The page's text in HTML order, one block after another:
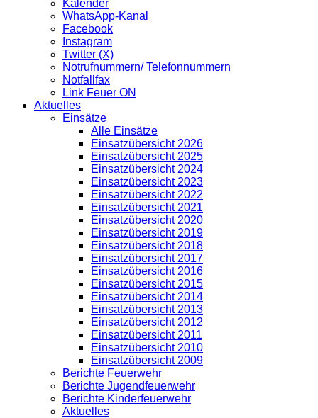
Kalender
WhatsApp-Kanal
Facebook
Instagram
Twitter (X)
Notrufnummern/ Telefonnummern
Notfallfax
Link Feuer ON
Aktuelles
Einsätze
Alle Einsätze
Einsatzübersicht 2026
Einsatzübersicht 2025
Einsatzübersicht 2024
Einsatzübersicht 2023
Einsatzübersicht 2022
Einsatzübersicht 2021
Einsatzübersicht 2020
Einsatzübersicht 2019
Einsatzübersicht 2018
Einsatzübersicht 2017
Einsatzübersicht 2016
Einsatzübersicht 2015
Einsatzübersicht 2014
Einsatzübersicht 2013
Einsatzübersicht 2012
Einsatzübersicht 2011
Einsatzübersicht 2010
Einsatzübersicht 2009
Berichte Feuerwehr
Berichte Jugendfeuerwehr
Berichte Kinderfeuerwehr
Aktuelles